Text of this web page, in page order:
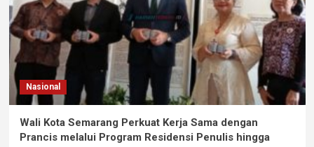
Nasional
Wali Kota Semarang Perkuat Kerja Sama dengan
Prancis melalui Program Residensi Penulis hingga